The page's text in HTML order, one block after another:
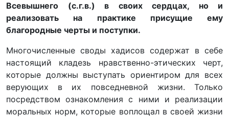
Всевышнего (с.г.в.) в своих сердцах, но и
реализовать на практике присущие ему
благородные черты и поступки.
Многочисленные своды хадисов содержат в себе
настоящий кладезь нравственно-этических черт,
которые должны выступать ориентиром для всех
верующих в их повседневной жизни. Только
посредством ознакомления с ними и реализации
моральных норм, которые воплощал в своей жизни